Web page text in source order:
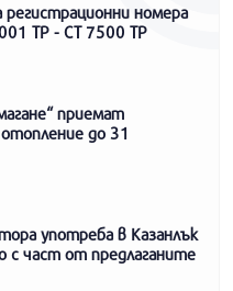
регистрационни номера
ТР - СТ 7500 ТР
приемат
до 31
употреба в Казанлък
с част от предлаганите